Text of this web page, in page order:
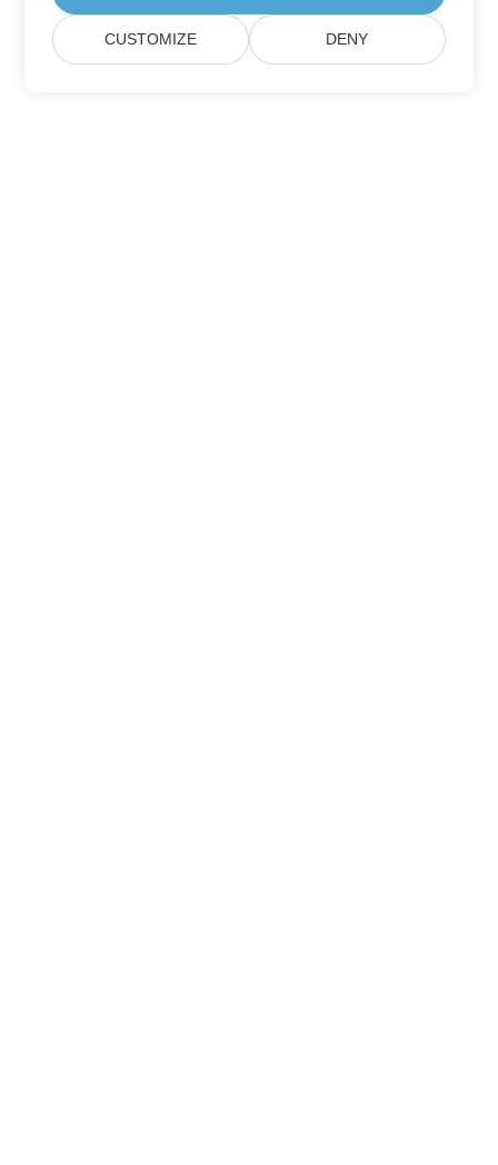
CUSTOMIZE DENY